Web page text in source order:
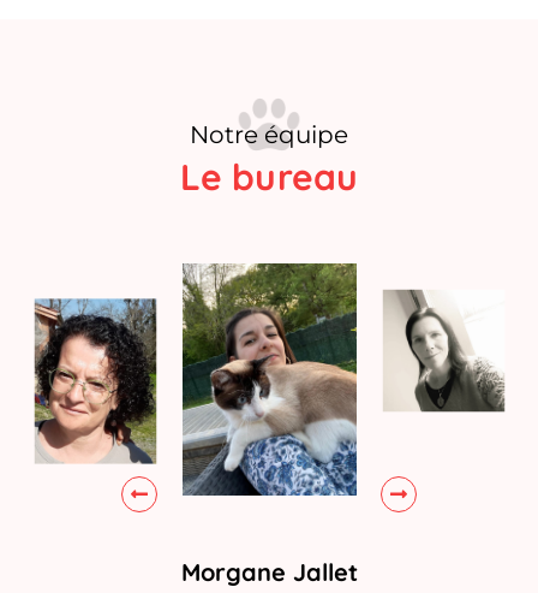
Notre équipe
Le bureau
Morgane Jallet